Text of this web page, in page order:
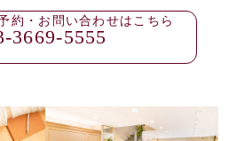
約・お問い合わせはこちら
3669-5555